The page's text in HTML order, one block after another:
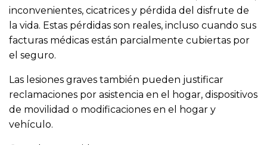
inconvenientes, cicatrices y pérdida del disfrute de
la vida. Estas pérdidas son reales, incluso cuando sus
facturas médicas están parcialmente cubiertas por
el seguro.
Las lesiones graves también pueden justificar
reclamaciones por asistencia en el hogar, dispositivos
de movilidad o modificaciones en el hogar y
vehículo.